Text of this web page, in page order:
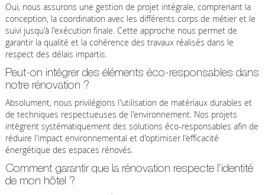
Oui, nous assurons une gestion de projet intégrale, comprenant la
conception, la coordination avec les différents corps de métier et le
suivi jusqu'à l'exécution finale. Cette approche nous permet de
garantir la qualité et la cohérence des travaux réalisés dans le
respect des délais impartis.
Peut-on intégrer des éléments éco-responsables dans
notre rénovation ?
Absolument, nous privilégions l'utilisation de matériaux durables et
de techniques respectueuses de l'environnement. Nos projets
intègrent systématiquement des solutions éco-responsables afin de
réduire l'impact environnemental et d'optimiser l'efficacité
énergétique des espaces rénovés.
Comment garantir que la rénovation respecte l'identité
de mon hôtel ?